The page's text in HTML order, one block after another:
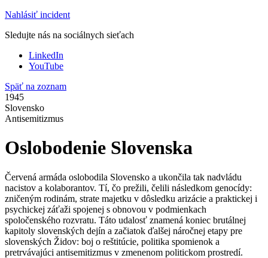
Nahlásiť incident
Sledujte nás na sociálnych sieťach
LinkedIn
YouTube
Späť na zoznam
1945
Slovensko
Antisemitizmus
Oslobodenie Slovenska
Červená armáda oslobodila Slovensko a ukončila tak nadvládu
nacistov a kolaborantov. Tí, čo prežili, čelili následkom genocídy:
zničeným rodinám, strate majetku v dôsledku arizácie a praktickej i
psychickej záťaži spojenej s obnovou v podmienkach
spoločenského rozvratu. Táto udalosť znamená koniec brutálnej
kapitoly slovenských dejín a začiatok ďalšej náročnej etapy pre
slovenských Židov: boj o reštitúcie, politika spomienok a
pretrvávajúci antisemitizmus v zmenenom politickom prostredí.